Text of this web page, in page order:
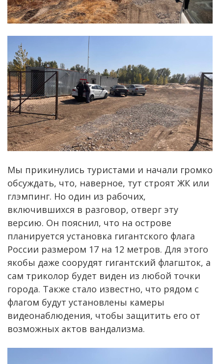
Мы прикинулись туристами и начали громко
обсуждать, что, наверное, тут строят ЖК или
глэмпинг. Но один из рабочих,
включившихся в разговор, отверг эту
версию. Он пояснил, что на острове
планируется установка гигантского флага
России размером 17 на 12 метров. Для этого
якобы даже соорудят гигантский флагшток, а
сам триколор будет виден из любой точки
города. Также стало известно, что рядом с
флагом будут установлены камеры
видеонаблюдения, чтобы защитить его от
возможных актов вандализма.